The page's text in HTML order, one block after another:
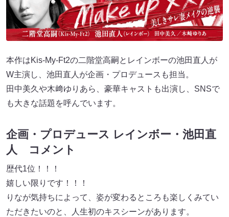
本作はKis-My-Ft2の二階堂高嗣とレインボーの池田直人が
W主演し、池田直人が企画・プロデュースも担当。
田中美久や木﨑ゆりあら、豪華キャストも出演し、SNSで
も大きな話題を呼んでいます。
企画・プロデュース レインボー・池田直
人 コメント
歴代1位！！！
嬉しい限りです！！！
りなが気持ちによって、姿が変わるところも楽しくみてい
ただきたいのと、人生初のキスシーンがあります。